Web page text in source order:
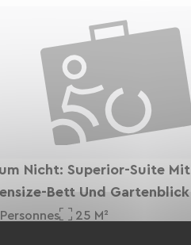
Nicht: Superior-Suite Mit
Bett Und Gartenblick
25 M²